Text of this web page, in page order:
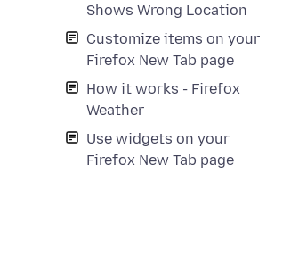
Shows Wrong Location
Customize items on your
Firefox New Tab page
How it works - Firefox
Weather
Use widgets on your
Firefox New Tab page